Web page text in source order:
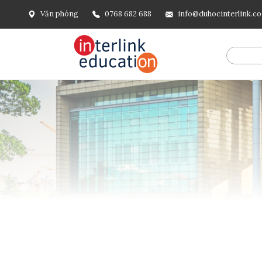
Văn phòng 0768 682 688
@include('frontend.layouts.schema-org', [ 'type' =>
url('/'), ], [ '@type' => 'ListItem', 'position' => 2, 'name' =>
=> url()->current(), ], ], ], ])